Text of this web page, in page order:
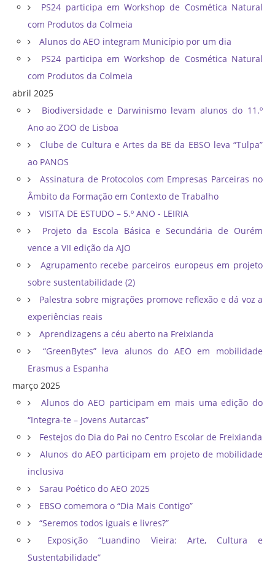
PS24 participa em Workshop de Cosmética Natural
com Produtos da Colmeia
Alunos do AEO integram Município por um dia
PS24 participa em Workshop de Cosmética Natural
com Produtos da Colmeia
abril 2025
Biodiversidade e Darwinismo levam alunos do 11.º
Ano ao ZOO de Lisboa
Clube de Cultura e Artes da BE da EBSO leva “Tulpa”
ao PANOS
Assinatura de Protocolos com Empresas Parceiras no
Âmbito da Formação em Contexto de Trabalho
VISITA DE ESTUDO – 5.º ANO - LEIRIA
Projeto da Escola Básica e Secundária de Ourém
vence a VII edição da AJO
Agrupamento recebe parceiros europeus em projeto
sobre sustentabilidade (2)
Palestra sobre migrações promove reflexão e dá voz a
experiências reais
Aprendizagens a céu aberto na Freixianda
“GreenBytes” leva alunos do AEO em mobilidade
Erasmus a Espanha
março 2025
Alunos do AEO participam em mais uma edição do
“Integra-te – Jovens Autarcas”
Festejos do Dia do Pai no Centro Escolar de Freixianda
Alunos do AEO participam em projeto de mobilidade
inclusiva
Sarau Poético do AEO 2025
EBSO comemora o “Dia Mais Contigo”
“Seremos todos iguais e livres?”
Exposição “Luandino Vieira: Arte, Cultura e
Sustentabilidade”